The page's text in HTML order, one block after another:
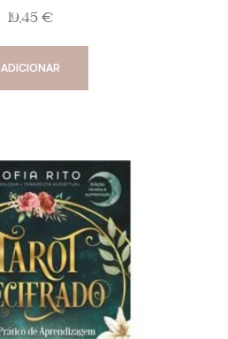
19,45 €
ADICIONAR